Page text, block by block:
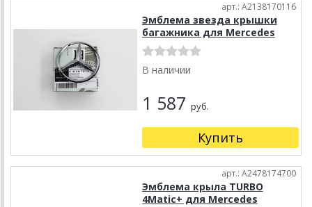
арт.: A2138170116
Эмблема звезда крышки
багажника для Mercedes
В наличии
1 587 руб.
Купить
арт.: A2478174700
Эмблема крыла TURBO
4Matic+ для Mercedes